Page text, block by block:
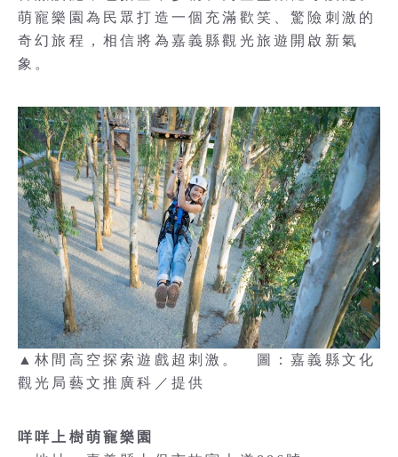
萌寵樂園為民眾打造一個充滿歡笑、驚險刺激的
奇幻旅程，相信將為嘉義縣觀光旅遊開啟新氣
象。
▲林間高空探索遊戲超刺激。 圖：嘉義縣文化
觀光局藝文推廣科／提供
咩咩上樹萌寵樂園